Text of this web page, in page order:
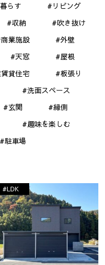
らす
#リビング
#収納
#吹き抜け
業施設
#外壁
#天窓
#屋根
貸住宅
#板張り
#洗面スペース
#玄関
#縁側
#趣味を楽しむ
#駐車場
#LDK